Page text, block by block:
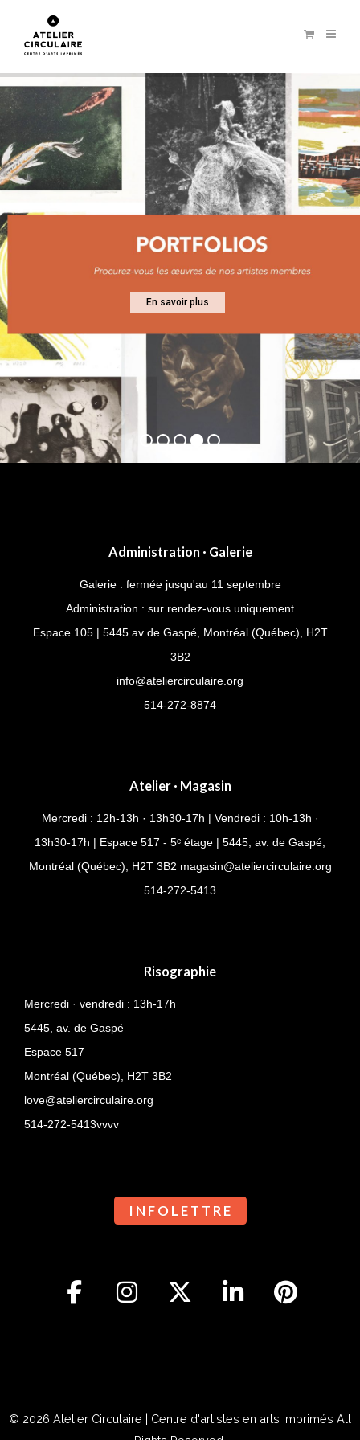
En savoir plus
Administration · Galerie
Galerie : fermée jusqu'au 11 septembre
Administration : sur rendez-vous uniquement
Espace 105 | 5445 av de Gaspé, Montréal (Québec), H2T
3B2
info@ateliercirculaire.org
514-272-8874
Atelier · Magasin
Mercredi : 12h-13h · 13h30-17h | Vendredi : 10h-13h ·
13h30-17h | Espace 517 - 5ᵉ étage | 5445, av. de Gaspé,
Montréal (Québec), H2T 3B2 magasin@ateliercirculaire.org
514-272-5413
Risographie
Mercredi · vendredi : 13h-17h
5445, av. de Gaspé
Espace 517
Montréal (Québec), H2T 3B2
love@ateliercirculaire.org
514-272-5413vvvv
I N F O L E T T R E
© 2026 Atelier Circulaire | Centre d'artistes en arts imprimés All